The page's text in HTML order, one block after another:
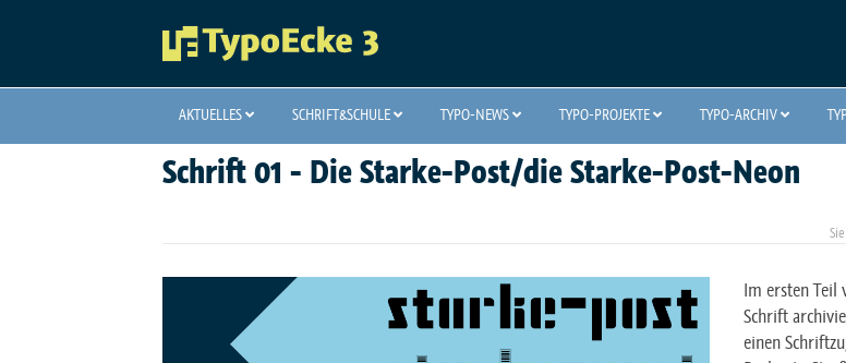
AKTUELLES SCHRIFT&SCHULE TYPO-NEWS TYPO-PROJEKTE TYPO-ARCHIV
Schrift 01 - Die Starke-Post/die Starke-Post-Neon
Im ersten Teil
Schrift
einen